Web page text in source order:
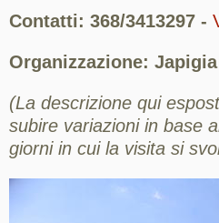
Contatti: 368/3413297 -
Organizzazione:
(La descrizione qui
subire variazioni in base
giorni in cui la visita si